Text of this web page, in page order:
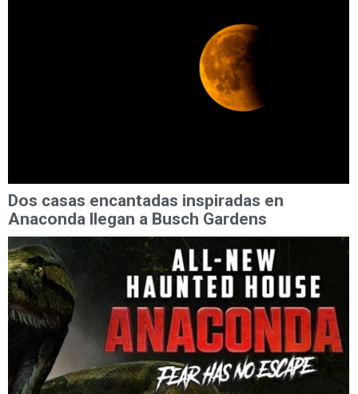
Dos casas encantadas inspiradas en
Anaconda llegan a Busch Gardens